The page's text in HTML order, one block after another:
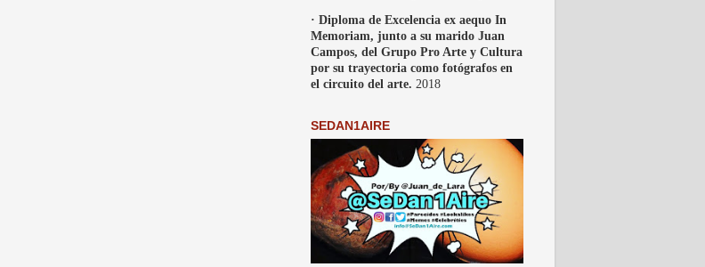
· Diploma de Excelencia ex aequo In
Memoriam, junto a su marido Juan
Campos, del Grupo Pro Arte y Cultura
por su trayectoria como fotógrafos en
el circuito del arte. 2018
SEDAN1AIRE